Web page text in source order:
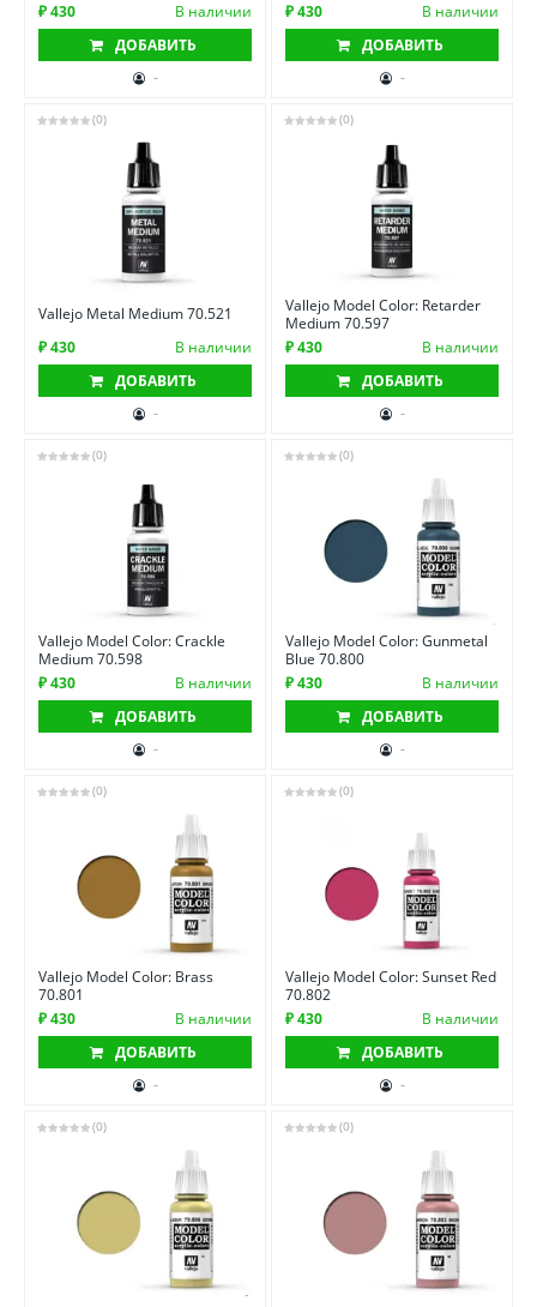
₽ 430
В наличии
ДОБАВИТЬ
-
₽ 430
В наличии
ДОБАВИТЬ
-
(0)
Vallejo Metal Medium 70.521
₽ 430
В наличии
ДОБАВИТЬ
-
(0)
Vallejo Model Color: Retarder
Medium 70.597
₽ 430
В наличии
ДОБАВИТЬ
-
(0)
Vallejo Model Color: Crackle
Medium 70.598
₽ 430
В наличии
ДОБАВИТЬ
-
(0)
Vallejo Model Color: Gunmetal
Blue 70.800
₽ 430
В наличии
ДОБАВИТЬ
-
(0)
Vallejo Model Color: Brass
70.801
₽ 430
В наличии
ДОБАВИТЬ
-
(0)
Vallejo Model Color: Sunset Red
70.802
₽ 430
В наличии
ДОБАВИТЬ
-
(0) (0)